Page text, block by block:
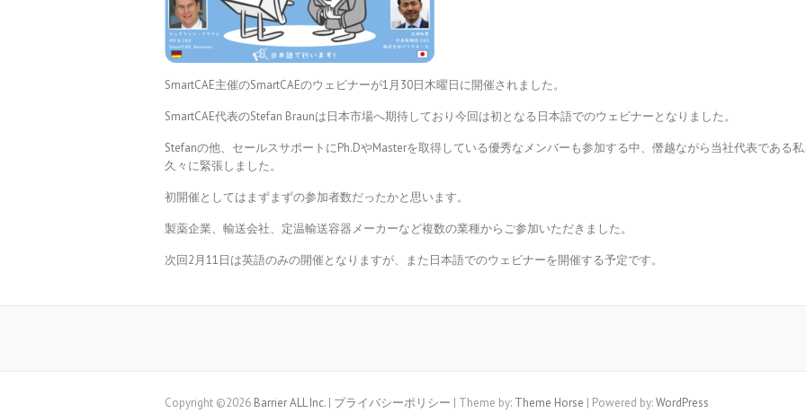
SmartCAE主催のSmartCAEのウェビナーが1月30日木曜日に開催されました。
SmartCAE代表のStefan Braunは日本市場へ期待しており今回は初となる日本語でのウェビナーとなりました。
Stefanの他、セールスサポートにPh.DやMasterを取得している優秀なメンバーも参加する中、僭越ながら当社代表である
久々に緊張しました。
初開催としてはまずまずの参加者数だったかと思います。
製薬企業、輸送会社、定温輸送容器メーカーなど複数の業種からご参加いただきました。
次回2月11日は英語のみの開催となりますが、また日本語でのウェビナーを開催する予定です。
Copyright ©2026 Barrier ALL Inc. | プライバシーポリシー | Theme by: Theme Horse | Powered by:WordPress